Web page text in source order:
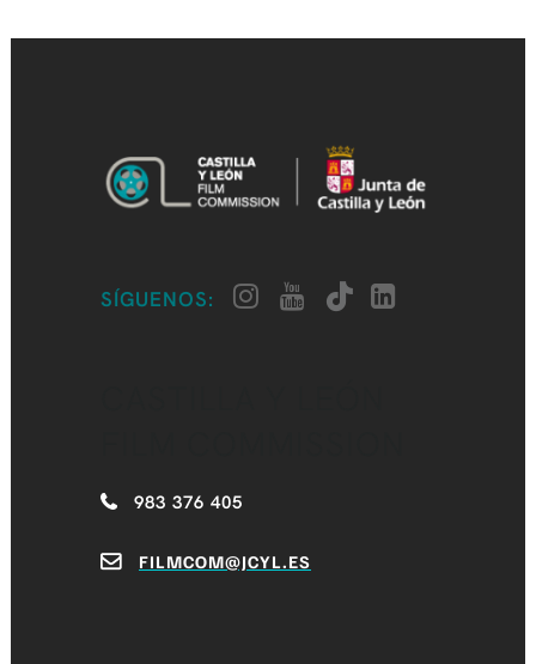
SÍGUENOS:
983 376 405
FILMCOM@JCYL.ES